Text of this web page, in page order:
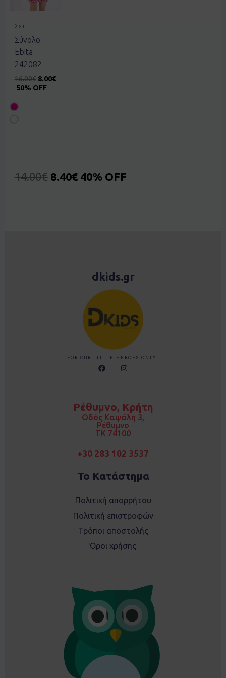
Σετ
Σύνολο
Ebita
242082
16.00€ 8.00€
50% OFF
14.00€ 8.40€ 40% OFF
dkids.gr
FOR OUR LITTLE HEROES ONLY!
F
a
o
I
n
r
a
m
Ρέθυμνο, Κρήτη
Οδός Καψάλη 3,
Ρέθυμνο
TK 74100
+30 283 102 3537
Το Κατάστημα
Πολιτική απορρήτου
Πολιτική επιστροφών
Τρόποι αποστολής
Όροι χρήσης